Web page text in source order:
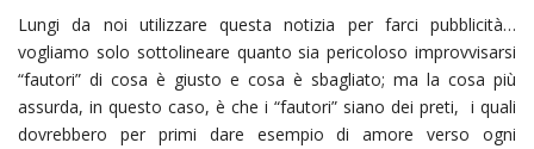
Lungi da noi utilizzare questa notizia per farci pubblicità…
vogliamo solo sottolineare quanto sia pericoloso improvvisarsi
“fautori” di cosa è giusto e cosa è sbagliato; ma la cosa più
assurda, in questo caso, è che i “fautori” siano dei preti, i quali
dovrebbero per primi dare esempio di amore verso ogni